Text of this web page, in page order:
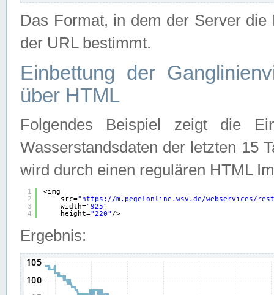
Das Format, in dem der Server
der URL bestimmt.
Einbettung der
über HTML
Folgendes Beispiel zeigt die
Wasserstandsdaten der letzten 15
wird durch einen regulären HTML
1
2
3
4
<img
src=" https://m.pegelonline.wsv.de/webservices/rest-
width="925"
height="220" />
Ergebnis: